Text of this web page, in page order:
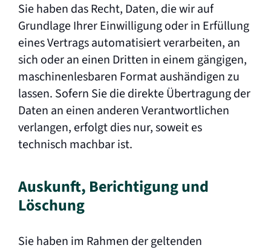
Sie haben das Recht, Daten, die wir auf
Grundlage Ihrer Einwilligung oder in Erfüllung
eines Vertrags automatisiert verarbeiten, an
sich oder an einen Dritten in einem gängigen,
maschinenlesbaren Format aushändigen zu
lassen. Sofern Sie die direkte Übertragung der
Daten an einen anderen Verantwortlichen
verlangen, erfolgt dies nur, soweit es
technisch machbar ist.
Auskunft, Berichtigung und
Löschung
Sie haben im Rahmen der geltenden